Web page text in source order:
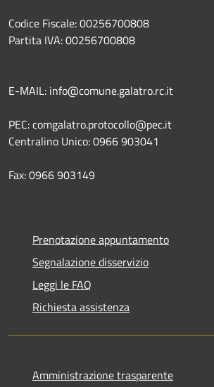
Codice Fiscale: 00256700808
Partita IVA: 00256700808
E-MAIL: info@comune.galatro.rc.it
PEC: comgalatro.protocollo@pec.it
Centralino Unico: 0966 903041
Fax: 0966 903149
Prenotazione appuntamento
Segnalazione disservizio
Leggi le FAQ
Richiesta assistenza
Amministrazione trasparente